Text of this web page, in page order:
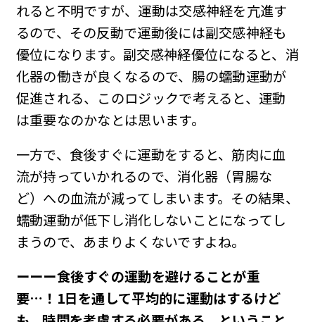
れると不明ですが、運動は交感神経を亢進す
るので、その反動で運動後には副交感神経も
優位になります。副交感神経優位になると、消
化器の働きが良くなるので、腸の蠕動運動が
促進される、このロジックで考えると、運動
は重要なのかなとは思います。
一方で、食後すぐに運動をすると、筋肉に血
流が持っていかれるので、消化器（胃腸な
ど）への血流が減ってしまいます。その結果、
蠕動運動が低下し消化しないことになってし
まうので、あまりよくないですよね。
ーーー食後すぐの運動を避けることが重
要… ！1日を通して平均的に運動はするけど